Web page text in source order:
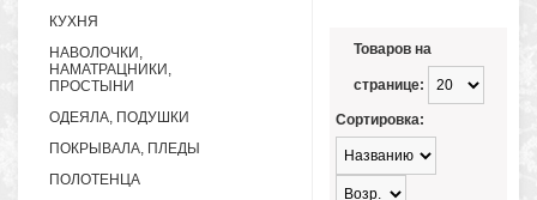
КУХНЯ
НАВОЛОЧКИ,
НАМАТРАЦНИКИ,
ПРОСТЫНИ
ОДЕЯЛА, ПОДУШКИ
ПОКРЫВАЛА, ПЛЕДЫ
ПОЛОТЕНЦА
Товаров на
странице:
Сортировка: